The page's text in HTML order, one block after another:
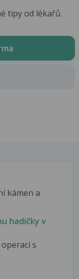
tipy od lékařů.
kámen a
hadičky v
s